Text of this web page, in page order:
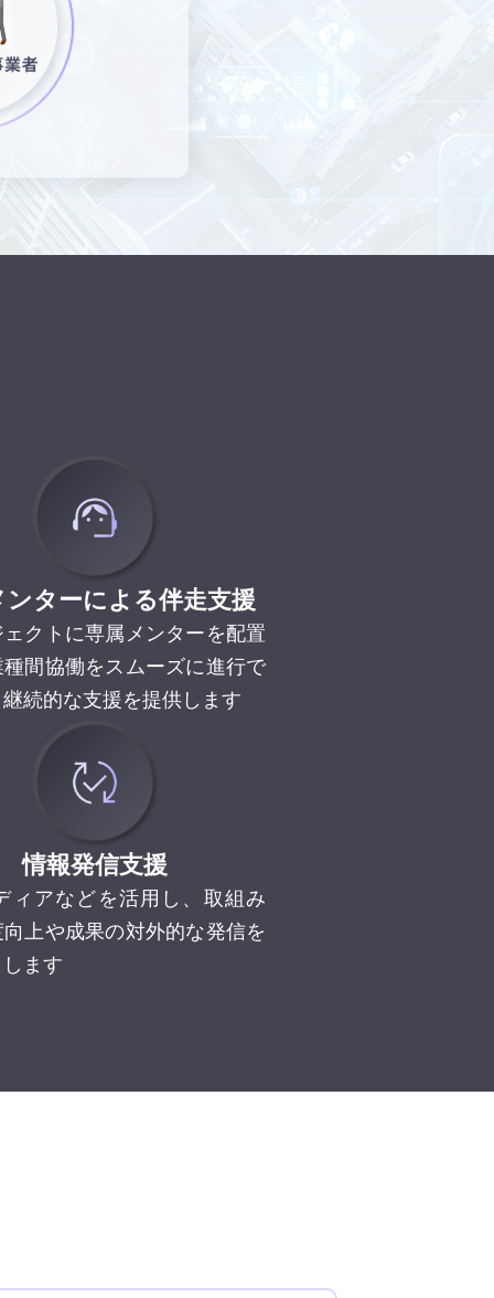
ンターによる伴走支援
クトに専属メンターを配置
間協働をスムーズに進行で
続的な支援を提供します
情報発信支援
ィアなどを活用し、取組み
上や成果の対外的な発信を
ます